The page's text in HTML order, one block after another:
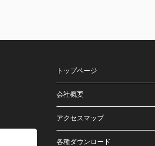
トップページ
会社概要
アクセスマップ
各種ダウンロード